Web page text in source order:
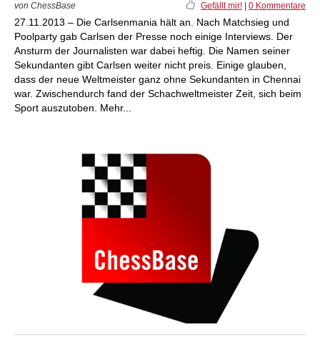
von ChessBase Gefällt mir! 0 Kommentare
27.11.2013 – Die Carlsenmania hält an. Nach Matchsieg und
Poolparty gab Carlsen der Presse noch einige Interviews. Der
Ansturm der Journalisten war dabei heftig. Die Namen seiner
Sekundanten gibt Carlsen weiter nicht preis. Einige glauben,
dass der neue Weltmeister ganz ohne Sekundanten in Chennai
war. Zwischendurch fand der Schachweltmeister Zeit, sich beim
Sport auszutoben. Mehr...